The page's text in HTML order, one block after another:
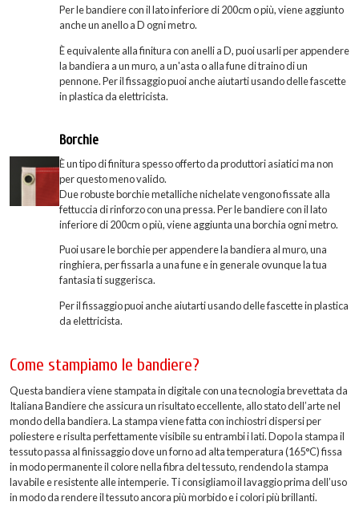
Per le bandiere con il lato inferiore di 200cm o più, viene aggiunto
anche un anello a D ogni metro.
È equivalente alla finitura con anelli a D, puoi usarli per appendere
la bandiera a un muro, a un'asta o alla fune di traino di un
pennone. Per il fissaggio puoi anche aiutarti usando delle fascette
in plastica da elettricista.
Borchie
È un tipo di finitura spesso offerto da produttori asiatici ma non
per questo meno valido.
Due robuste borchie metalliche nichelate vengono fissate alla
fettuccia di rinforzo con una pressa. Per le bandiere con il lato
inferiore di 200cm o più, viene aggiunta una borchia ogni metro.
Puoi usare le borchie per appendere la bandiera al muro, una
ringhiera, per fissarla a una fune e in generale ovunque la tua
fantasia ti suggerisca.
Per il fissaggio puoi anche aiutarti usando delle fascette in plastica
da elettricista.
Come stampiamo le bandiere?
Questa bandiera viene stampata in digitale con una tecnologia brevettata da
Italiana Bandiere che assicura un risultato eccellente, allo stato dell’arte nel
mondo della bandiera. La stampa viene fatta con inchiostri dispersi per
poliestere e risulta perfettamente visibile su entrambi i lati. Dopo la stampa il
tessuto passa al finissaggio dove un forno ad alta temperatura (165°C) fissa
in modo permanente il colore nella fibra del tessuto, rendendo la stampa
lavabile e resistente alle intemperie. Ti consigliamo il lavaggio prima dell’uso
in modo da rendere il tessuto ancora più morbido e i colori più brillanti.